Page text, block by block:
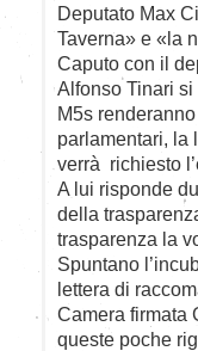
Deputato Max
Taverna» e «la
Caputo con il
Alfonso Tinari
M5s
parlamentari, la
verrà richiesto
A lui risponde
della
trasparenza la
Spuntano
lettera di
Camera firmata
queste poche